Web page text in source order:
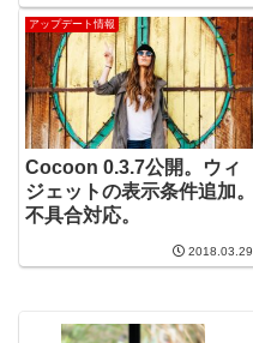
アップデート情報
Cocoon 0.3.7公開。ウィ
ジェットの表示条件追加。
不具合対応。
2018.03.29